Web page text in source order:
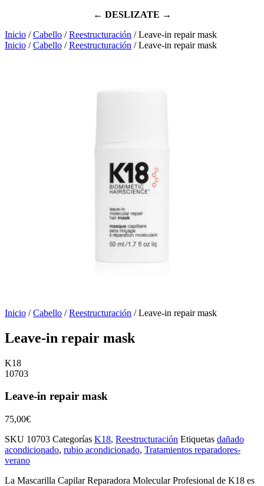
← DESLIZATE →
Inicio /Cabello /Reestructuración / Leave-in repair mask
Inicio /Cabello /Reestructuración / Leave-in repair mask
Inicio /Cabello /Reestructuración / Leave-in repair mask
Leave-in repair mask
K18
10703
Leave-in repair mask
75,00€
SKU 10703 Categorías K18, Reestructuración Etiquetas dañado
acondicionado, rubio acondicionado, Tratamientos reparadores-
verano
La Mascarilla Capilar Reparadora Molecular Profesional de K18 es